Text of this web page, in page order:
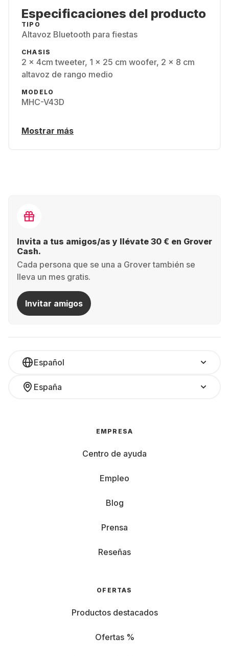
Especificaciones del producto
TIPO
Altavoz Bluetooth para fiestas
CHASIS
2 x 4cm tweeter, 1 x 25 cm woofer, 2 x 8 cm
altavoz de rango medio
MODELO
MHC-V43D
Mostrar más
Invita a tus amigos/as y llévate 30 € en Grover
Cash.
Cada persona que se una a Grover también se
lleva un mes gratis.
Invitar amigos
Español
España
EMPRESA
Centro de ayuda
Empleo
Blog
Prensa
Reseñas
OFERTAS
Productos destacados
Ofertas %